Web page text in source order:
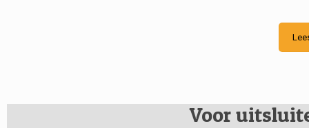
Voor